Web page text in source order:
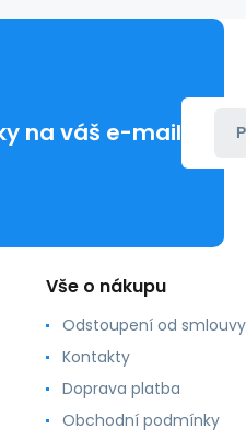
na váš e-mail
Vše o nákupu
Odstoupení od smlouvy
Kontakty
Doprava platba
Obchodní podmínky